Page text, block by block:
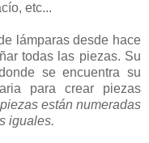
etc...
lámparas desde hace
todas las piezas. Su
se encuentra su
para crear piezas
están numeradas
iguales.